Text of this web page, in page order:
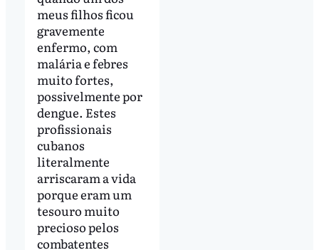
meus filhos ficou
gravemente
enfermo, com
malária e febres
muito fortes,
possivelmente por
dengue. Estes
profissionais
cubanos
literalmente
arriscaram a vida
porque eram um
tesouro muito
precioso pelos
combatentes